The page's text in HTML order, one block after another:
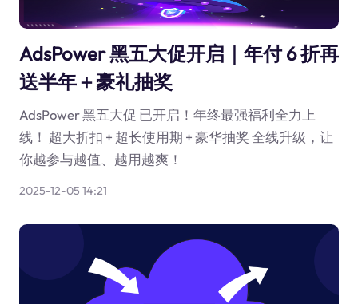
AdsPower 黑五大促开启｜年付 6 折再
送半年＋豪礼抽奖
AdsPower 黑五大促 已开启！年终最强福利全力上
线！ 超大折扣 + 超长使用期 + 豪华抽奖 全线升级，让
你越参与越值、越用越爽！
2025-12-05 14:21